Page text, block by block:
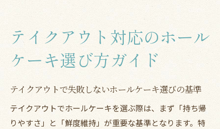
テイクアウト対応のホール
ケーキ選び方ガイド
テイクアウトで失敗しないホールケーキ選びの基準
テイクアウトでホールケーキを選ぶ際は、まず「持ち帰
りやすさ」と「鮮度維持」が重要な基準となります。特